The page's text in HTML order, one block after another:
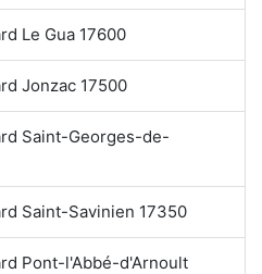
Le Gua 17600
Jonzac 17500
Saint-Georges-de-
Saint-Savinien 17350
Pont-l'Abbé-d'Arnoult